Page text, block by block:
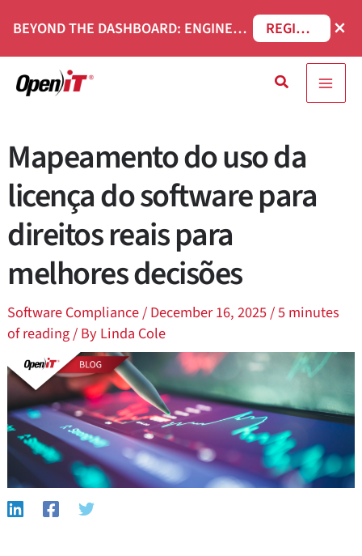
para
o
conteúdo
BEYOND THE DASHBOARD: ENGINEERING SOFTWARE IN SERVICENOW WEBINAR REGISTAR AGORA ×
Pesquisa
Mapeamento do uso da
licença do software para
direitos reais para
melhores decisões
Software Compliance/December 16, 2025/5 minutes
of reading/ ByLinda Cole